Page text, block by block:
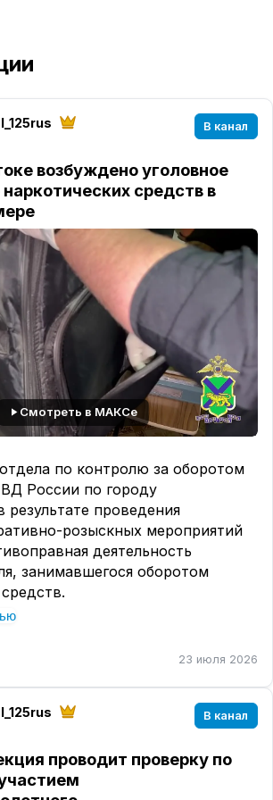
В канал
возбуждено уголовное
средств в
Смотреть в МАКСе
по контролю за оборотом
России по городу
результате проведения
розыскных мероприятий
деятельность
занимавшегося оборотом
полученной оперативной
причастного к
запрещенных веществ на
столицы.
помещения, в котором
сотрудники полиции
электронные весы,
наркотиков, а также
23 июля 2026
В канал
проводит проверку по